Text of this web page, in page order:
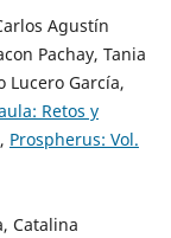
Agustín
Pachay, Tania
Lucero García,
Retos y
, Prospherus: Vol.
Catalina